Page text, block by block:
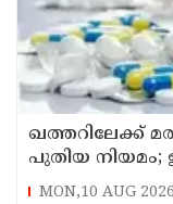
ഖത്തറിലേക്ക്
പുതിയ നിയമം;
മന്ത്രാലയം
MON,10 AUG 2026